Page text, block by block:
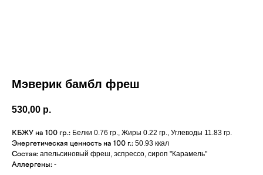
Мэверик бамбл фреш
530,00 р.
КБЖУ на 100 гр.: Белки 0.76 гр., Жиры 0.22 гр., Углеводы 11.83 гр.
Энергетическая ценность на 100 г.: 50.93 ккал
Состав: апельсиновый фреш, эспрессо, сироп "Карамель"
Аллергены: -